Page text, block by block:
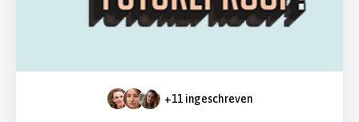
+11 ingeschreven